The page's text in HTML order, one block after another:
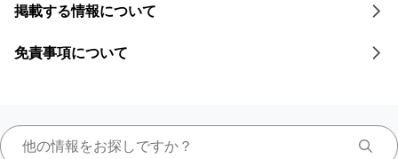
掲載する情報について
免責事項について